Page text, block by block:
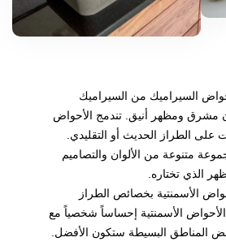
السيراميك من السيراميك
ومظهر أنيق. تندمج الأحواض
على الطراز الحديث أو التقليدي.
متنوعة من الألوان والتصاميم
الذي تختاره.
الأسمنتية بخصائص الطراز
الأسمنتية إحساساً شخصياً مع
المناطق البسيطة ستكون الأفضل.